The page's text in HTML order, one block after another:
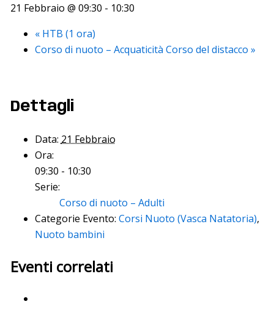
21 Febbraio @ 09:30 - 10:30
«HTB (1 ora)
Corso di nuoto – Acquaticità Corso del distacco »
Dettagli
Data: 21 Febbraio
Ora:
09:30 - 10:30
Serie:
Corso di nuoto – Adulti
Categorie Evento: Corsi Nuoto (Vasca Natatoria),
Nuoto bambini
Eventi correlati